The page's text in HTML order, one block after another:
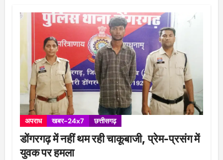
अपराध खबर-24x7 छत्तीसगढ़
डोंगरगढ़ में नहीं थम रही चाकूबाजी, प्रेम-प्रसंग में
युवक पर हमला